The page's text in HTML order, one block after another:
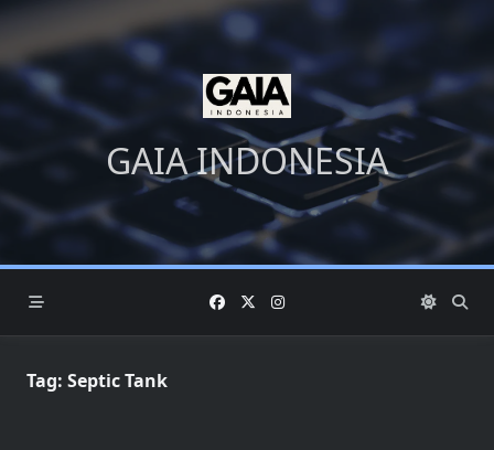
Skip
content
GAIA INDONESIA
Tag: Septic Tank